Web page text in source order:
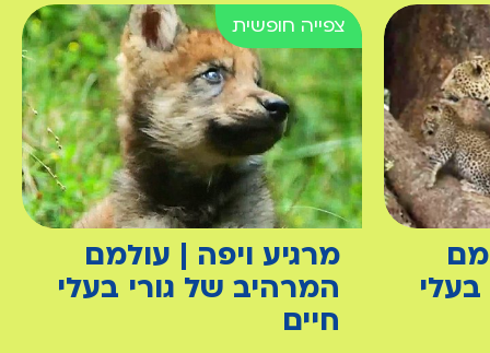
מרגיע ויפה | עולמם
המרהיב של גורי בעלי
חיים